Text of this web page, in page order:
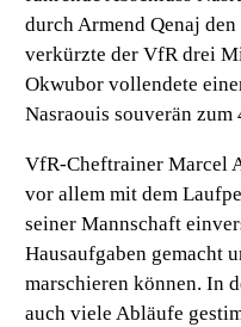
durch Armend Qenaj
verkürzte der VfR drei
Okwubor vollendete
Nasraouis souverän zum
VfR-Cheftrainer Marcel
vor allem mit dem
seiner Mannschaft
Hausaufgaben gemacht
marschieren können. In
auch viele Abläufe